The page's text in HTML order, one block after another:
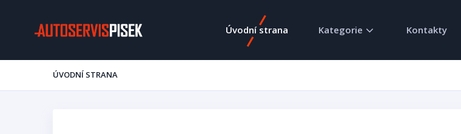
Úvodní strana Kategorie Kontakty
ÚVODNÍ STRANA